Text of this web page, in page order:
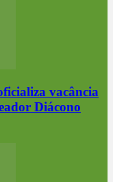
vacância
Diácono